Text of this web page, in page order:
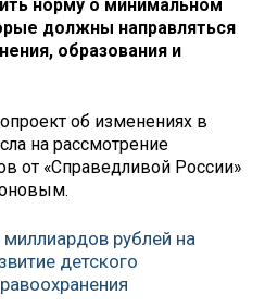
норму о минимальном
должны направляться
образования и
об изменениях в
на рассмотрение
от «Справедливой России»
миллиардов рублей на
детского